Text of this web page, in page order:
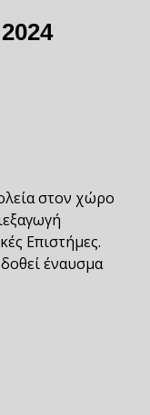
στον χώρο
Επιστήμες.
έναυσμα